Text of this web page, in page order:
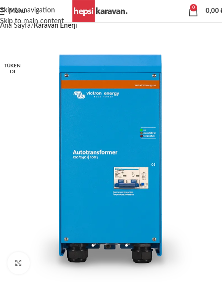
Skip to navigation
Skip to main content
Menü
0
0,00
Ana Sayfa Karavan Enerji
TÜKEN
DI
Büyütmek için tıklayın